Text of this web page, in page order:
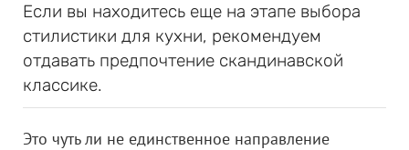
Если вы находитесь еще на этапе выбора
стилистики для кухни, рекомендуем
отдавать предпочтение скандинавской
классике.
Это чуть ли не единственное направление